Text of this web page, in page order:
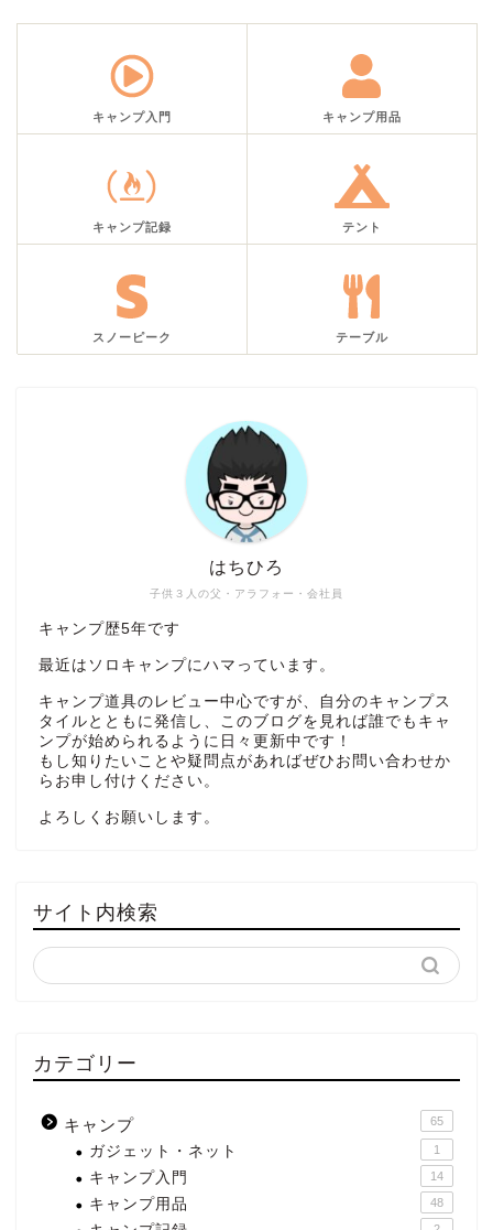
キャンプ入門 キャンプ用品
キャンプ記録 テント
スノーピーク テーブル
子供３人の父・アラフォー・会社員
はちひろ
キャンプ歴5年です
最近はソロキャンプにハマっています。
キャンプ道具のレビュー中心ですが、自分のキャンプス
タイルとともに発信し、このブログを見れば誰でもキャ
ンプが始められるように日々更新中です！
もし知りたいことや疑問点があればぜひお問い合わせか
らお申し付けください。
よろしくお願いします。
サイト内検索
カテゴリー
キャンプ 65
ガジェット・ネット 1
キャンプ入門 14
キャンプ用品 48